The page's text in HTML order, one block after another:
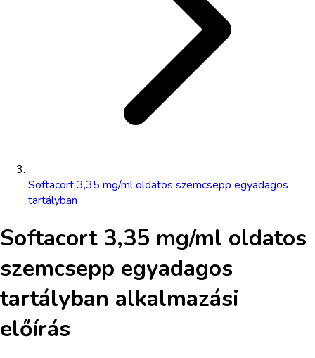
Softacort 3,35 mg/ml oldatos szemcsepp egyadagos
tartályban
Softacort 3,35 mg/ml oldatos
szemcsepp egyadagos
tartályban alkalmazási
előírás